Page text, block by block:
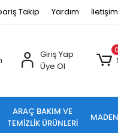
Takip Yardım İletişim
Giriş Yap
Üye Ol
0
ARAÇ BAKIM VE
TEMİZLİK ÜRÜNLERİ